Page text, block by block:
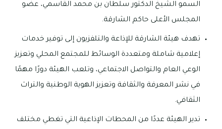
السمو الشيخ الدكتور سلطان بن محمد القاسمي، عضو
المجلس الأعلى حاكم الشارقة.
تهدف هيئة الشارقة للإذاعة والتلفزيون إلى توفير خدمات
إعلامية شاملة ومتعددة الوسائط للمجتمع المحلي وتعزيز
الوعي العام والتواصل الاجتماعي، وتلعب الهيئة دورًا مهمًا
في نشر المعرفة والثقافة وتعزيز الهوية الوطنية والتراث
الثقافي.
تدير الهيئة عددًا من المحطات الإذاعية التي تغطي مختلف